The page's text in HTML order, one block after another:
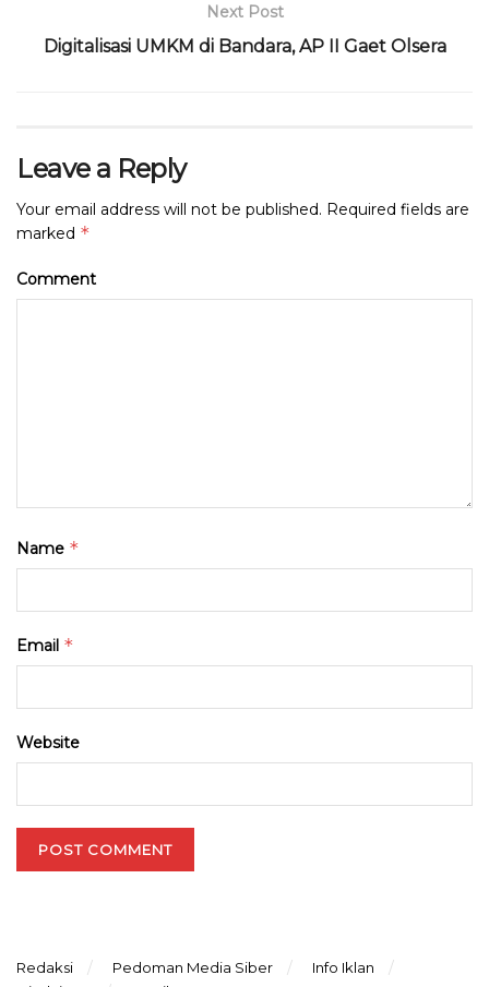
k
Next Post
Digitalisasi UMKM di Bandara, AP II Gaet Olsera
Leave a Reply
Your email address will not be published. Required fields are
marked *
Comment
Name *
Email *
Website
Redaksi Pedoman Media Siber
Info Iklan